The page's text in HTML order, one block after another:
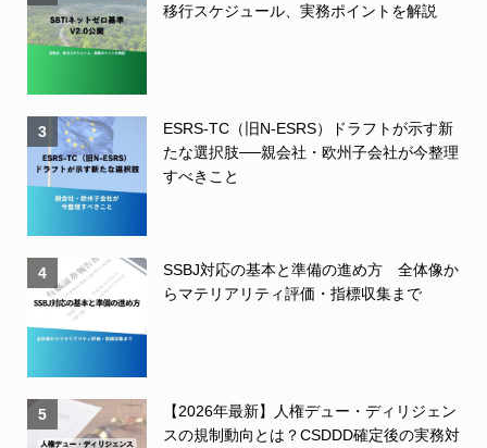
移行スケジュール、実務ポイントを解説
3
ESRS-TC（旧N-ESRS）ドラフトが示す新
たな選択肢──親会社・欧州子会社が今整理
すべきこと
4
SSBJ対応の基本と準備の進め方 全体像か
らマテリアリティ評価・指標収集まで
5
【2026年最新】人権デュー・ディリジェン
スの規制動向とは？CSDDD確定後の実務対